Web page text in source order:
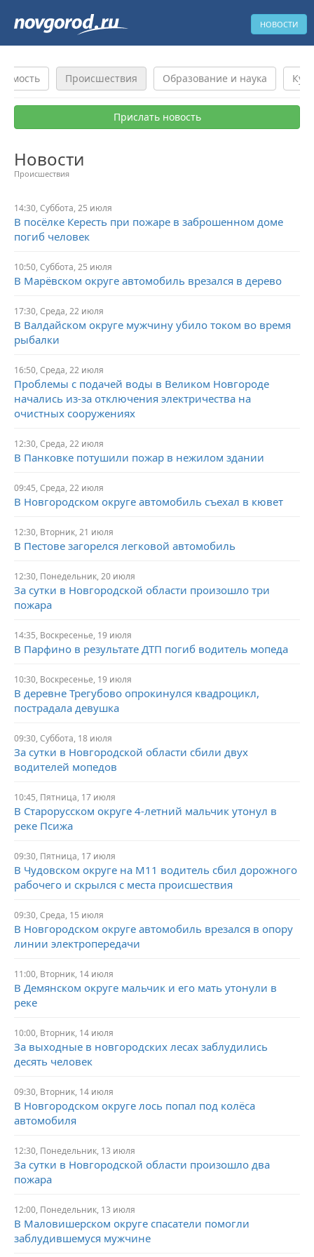
НОВОСТИ
Происшествия Образование и наука
Прислать новость
Новости
Происшествия
14:30, Суббота, 25 июля
В посёлке Кересть при пожаре в заброшенном доме
погиб человек
10:50, Суббота, 25 июля
В Марёвском округе автомобиль врезался в дерево
17:30, Среда, 22 июля
В Валдайском округе мужчину убило током во время
рыбалки
16:50, Среда, 22 июля
Проблемы с подачей воды в Великом Новгороде
начались из-за отключения электричества на
очистных сооружениях
12:30, Среда, 22 июля
В Панковке потушили пожар в нежилом здании
09:45, Среда, 22 июля
В Новгородском округе автомобиль съехал в кювет
12:30, Вторник, 21 июля
В Пестове загорелся легковой автомобиль
12:30, Понедельник, 20 июля
За сутки в Новгородской области произошло три
пожара
14:35, Воскресенье, 19 июля
В Парфино в результате ДТП погиб водитель мопеда
10:30, Воскресенье, 19 июля
В деревне Трегубово опрокинулся квадроцикл,
пострадала девушка
09:30, Суббота, 18 июля
За сутки в Новгородской области сбили двух
водителей мопедов
10:45, Пятница, 17 июля
В Старорусском округе 4-летний мальчик утонул в
реке Псижа
09:30, Пятница, 17 июля
В Чудовском округе на М11 водитель сбил дорожного
рабочего и скрылся с места происшествия
09:30, Среда, 15 июля
В Новгородском округе автомобиль врезался в опору
линии электропередачи
11:00, Вторник, 14 июля
В Демянском округе мальчик и его мать утонули в
реке
10:00, Вторник, 14 июля
За выходные в новгородских лесах заблудились
десять человек
09:30, Вторник, 14 июля
В Новгородском округе лось попал под колёса
автомобиля
12:30, Понедельник, 13 июля
За сутки в Новгородской области произошло два
пожара
12:00, Понедельник, 13 июля
В Маловишерском округе спасатели помогли
заблудившемуся мужчине